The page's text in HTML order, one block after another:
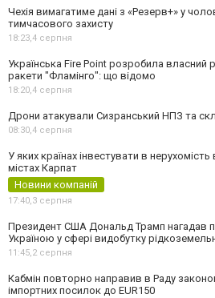
Чехія вимагатиме дані з «Резерв+» у
тимчасового захисту
18:23,4 серпня
Українська Fire Point розробила власний
ракети "Фламінго": що відомо
18:20,4 серпня
Дрони атакували Сизранський НПЗ та
08:30,4 серпня
У яких країнах інвестувати в нерухомість
містах Карпат
Новини компаній
17:40,3 серпня
Президент США Дональд Трамп нагадав
Україною у сфері видобутку
11:45,2 серпня
Кабмін повторно направив в Раду
імпортних посилок до EUR150